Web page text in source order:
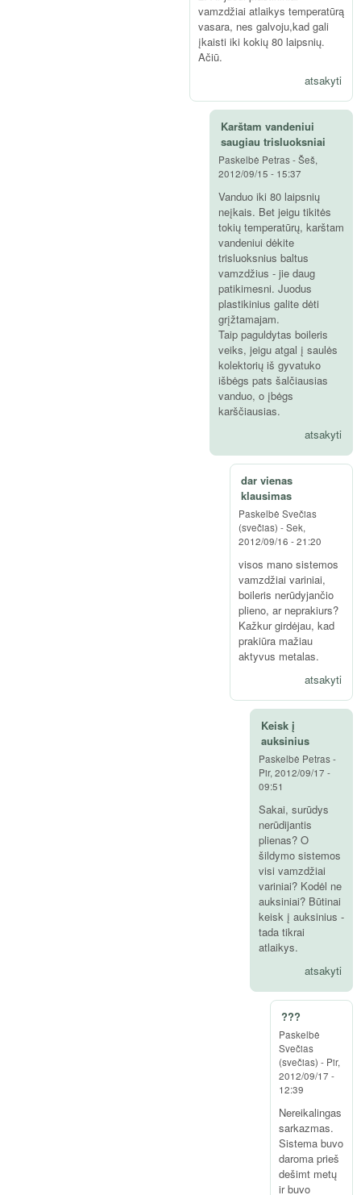
vamzdžiai atlaikys temperatūrą
vasara, nes galvoju,kad gali
įkaisti iki kokių 80 laipsnių.
Ačiū.
atsakyti
Karštam vandeniui
saugiau trisluoksniai
Paskelbė Petras-Šeš,
2012/09/15 - 15:37
Vanduo iki 80 laipsnių
neįkais. Bet jeigu tikitės
tokių temperatūrų, karštam
vandeniui dėkite
trisluoksnius baltus
vamzdžius - jie daug
patikimesni. Juodus
plastikinius galite dėti
grįžtamajam.
Taip paguldytas boileris
veiks, jeigu atgal į saulės
kolektorių iš gyvatuko
išbėgs pats šalčiausias
vanduo, o įbėgs
karščiausias.
atsakyti
dar vienas
klausimas
Paskelbė Svečias
(svečias) -Sek,
2012/09/16 - 21:20
visos mano sistemos
vamzdžiai variniai,
boileris nerūdyjančio
plieno, ar neprakiurs?
Kažkur girdėjau, kad
prakiūra mažiau
aktyvus metalas.
atsakyti
Keisk į
auksinius
Paskelbė Petras-
Pir, 2012/09/17 -
09:51
Sakai, surūdys
nerūdijantis
plienas? O
šildymo sistemos
visi vamzdžiai
variniai? Kodėl ne
auksiniai? Būtinai
keisk į auksinius -
tada tikrai
atlaikys.
atsakyti
???
Paskelbė
Svečias
(svečias) - Pir,
2012/09/17 -
12:39
Nereikalingas
sarkazmas.
Sistema buvo
daroma prieš
dešimt metų
ir buvo